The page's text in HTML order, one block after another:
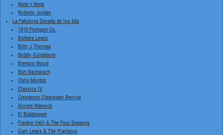
Rene y Rene
Roberto Jordan
La Fabulosa Decada de los 60s
1910 Fruitgum Co.
Barbara Lewis
Billy J Thomas
Bobby Goldsboro
Brenton Wood
Burt Bacharach
Chris Montez
Classics IV
Creedence Clearwater Revival
Dionne Warwick
El Bubblegum
Frankie Valli & The Four Seasons
Gary Lewis & The Playboys